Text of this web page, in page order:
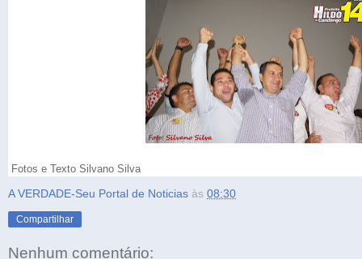
Fotos e Texto Silvano Silva
A VERDADE-Seu Portal de Noticias às 08:30
Compartilhar
Nenhum comentário: